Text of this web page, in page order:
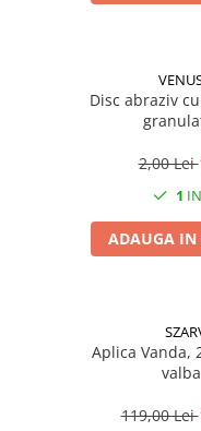
Disc abraziv
2,00 Lei
1
ADAUGA IN
Aplica Vanda,
119,00 Lei